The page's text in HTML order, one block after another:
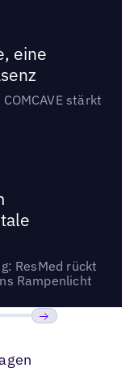
eine
stärkt
ResMed rückt
Rampenlicht